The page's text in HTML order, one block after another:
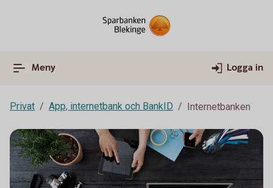
Meny Logga in
Privat App, internetbank och BankID Internetbanken